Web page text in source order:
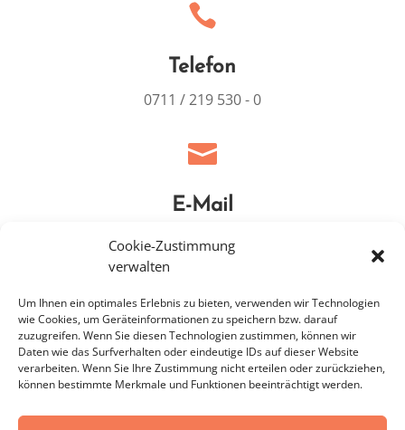
Cookie-Zustimmung
verwalten
Um Ihnen ein optimales Erlebnis zu bieten, verwenden wir Technologien
wie Cookies, um Geräteinformationen zu speichern bzw. darauf
zuzugreifen. Wenn Sie diesen Technologien zustimmen, können wir
Daten wie das Surfverhalten oder eindeutige IDs auf dieser Website
verarbeiten. Wenn Sie Ihre Zustimmung nicht erteilen oder zurückziehen,
können bestimmte Merkmale und Funktionen beeinträchtigt werden.

Telefon
0711 / 219 530 - 0

E-Mail
info@mitblick.de